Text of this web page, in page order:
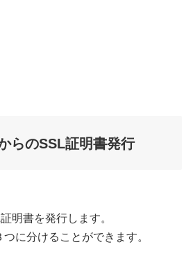
らのSSL証明書発行
明書を発行します。
に分けることができます。